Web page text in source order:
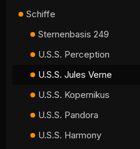
Schiffe
Sternenbasis 249
U.S.S. Perception
U.S.S. Jules Verne
U.S.S. Kopernikus
U.S.S. Pandora
U.S.S. Harmony